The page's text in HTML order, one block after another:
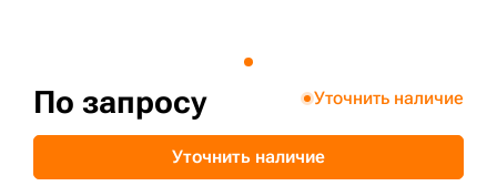
По запросу Уточнить наличие
Уточнить наличие